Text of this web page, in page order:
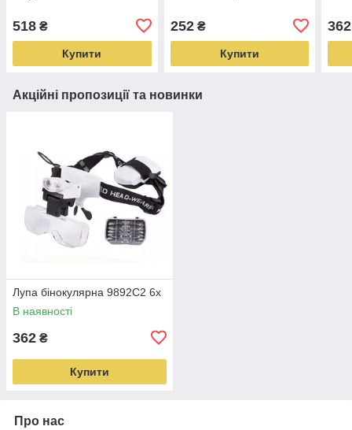
518 ₴
Купити
252₴
Купити
362
Акційні пропозиції та новинки
Лупа бінокулярна 9892C2 6x
В наявності
362 ₴
Купити
Про нас